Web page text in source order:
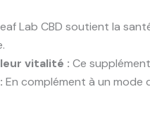
Lab CBD soutient la
vitalité : Ce
En complément à un mode